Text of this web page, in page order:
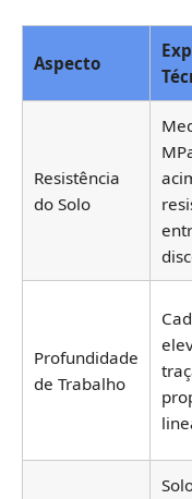
Aspecto
Resistência
do Solo
Profundidade
de Trabalho